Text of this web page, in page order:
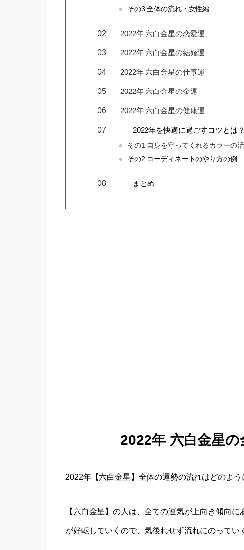
その3.全体の流れ・女性編
2022年 六白金星の恋愛運
2022年 六白金星の結婚運
2022年 六白金星の仕事運
2022年 六白金星の金運
2022年 六白金星の健康運
2022年を快適に過ごすコツとは？
その1.自身を守ってくれるカラーの
その2.コーディネートのやり方の例
まとめ
2022年 六白金星
2022年【六白金星】全体の運勢の流れはどのよ
【六白金星】の人は、全ての運気が上向き傾向
が好転していくので、気後れせず流れにのってい